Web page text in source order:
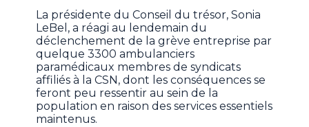
La présidente du Conseil du trésor, Sonia
LeBel, a réagi au lendemain du
déclenchement de la grève entreprise par
quelque 3300 ambulanciers
paramédicaux membres de syndicats
affiliés à la CSN, dont les conséquences se
feront peu ressentir au sein de la
population en raison des services essentiels
maintenus.